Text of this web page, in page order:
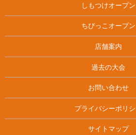
しもつけオープン
ちびっこオープン
店舗案内
過去の大会
お問い合わせ
プライバシーポリ
サイトマップ